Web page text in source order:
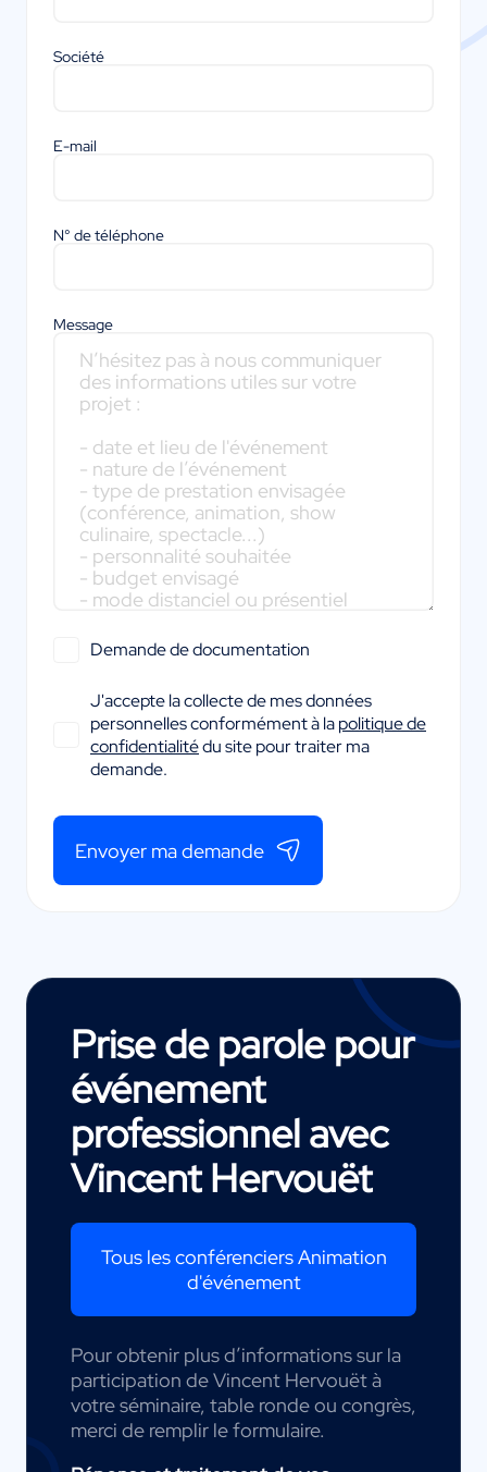
Société
E-mail
N° de téléphone
Message
Demande de documentation
J'accepte la collecte de mes données
personnelles conformément à lapolitique de
confidentialitédu site pour traiter ma
demande.
Envoyer ma demande
Prise de parole pour
événement
professionnel avec
Vincent Hervouët
Tous les conférenciers Animation
d'événement
Pour obtenir plus d’informations sur la
participation de Vincent Hervouët à
votre séminaire, table ronde ou congrès,
merci de remplir le formulaire.